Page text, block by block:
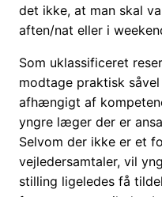
det ikke, at man skal
aften/nat eller i
Som uklassificeret
modtage praktisk
afhængigt af
yngre læger der er
Selvom der ikke er et
vejledersamtaler, vil
stilling ligeledes få